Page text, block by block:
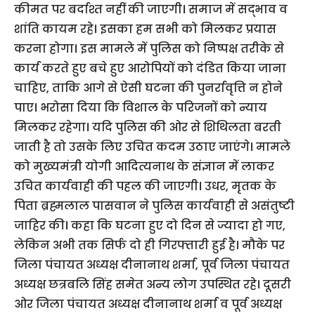
कीमत पर बर्दाश्त नहीं की जाएगी। समाज में सद्भाव व
शांति कायम रहे। इसका हम सभी को मिलकर प्रयास
करना होगा। इस मामले में पुलिस को निष्पक्ष तरीके से
कार्य करते हुए बचे हुए आरोपियों को दंडित किया जाना
चाहिए, ताकि आगे से ऐसी घटना की पुनर्रावृत्ति न होने
पाए। भरोसा दिया कि विशाल के परिजनों को न्याय
मिलकर रहेगा। यदि पुलिस की ओर से शिथिलता बरती
जाती है तो उसके लिए उचित कदम उठाए जाएंगे। मामले
को मुख्यमंत्री योगी आदित्यनाथ के संज्ञान में लाकर
उचित कार्यवाही की पहल की जाएगी। उधर, मृतक के
पिता ब्रह्मलाल पासवान ने पुलिस कार्यवाही से असंतुष्टी
जाहिर की। कहा कि घटना हुए दो दिन से ज्यादा हो गए,
लेकिन अभी तक सिर्फ दो ही गिरफ्तारी हुई है। मौके पर
जिला पंचायत अध्यक्ष दीनानाथ शर्मा, पूर्व जिला पंचायत
अध्यक्ष छत्रबलि सिंह समेत अन्य लोग उपस्थित रहे। दूसरी
ओर जिला पंचायत अध्यक्ष दीनानाथ शर्मा व पूर्व अध्यक्ष